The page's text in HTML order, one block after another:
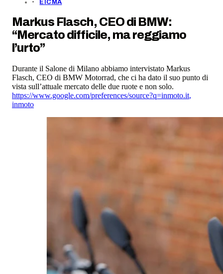
EICMA
Markus Flasch, CEO di BMW:
“Mercato difficile, ma reggiamo
l’urto”
Durante il Salone di Milano abbiamo intervistato Markus
Flasch, CEO di BMW Motorrad, che ci ha dato il suo punto di
vista sull’attuale mercato delle due ruote e non solo.
https://www.google.com/preferences/source?q=inmoto.it,
inmoto